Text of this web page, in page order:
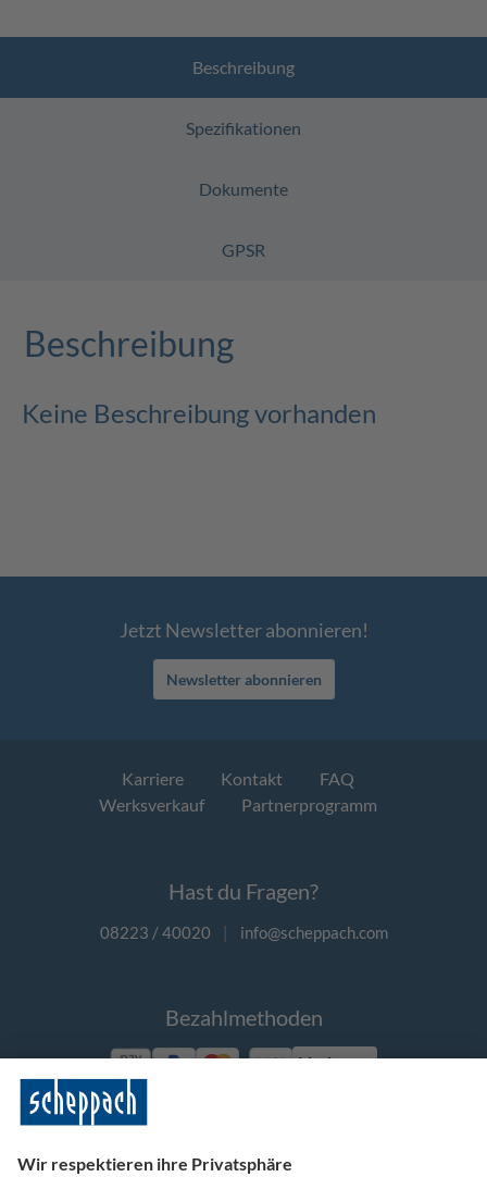
Beschreibung
Spezifikationen
Dokumente
GPSR
Beschreibung
Keine Beschreibung vorhanden
Jetzt Newsletter abonnieren!
Newsletter abonnieren
Karriere Kontakt
FAQ
Werksverkauf
Partnerprogramm
Hast du Fragen?
08223 / 40020 | info@scheppach.com
Bezahlmethoden
Vorkasse
Folge uns auf Social Media